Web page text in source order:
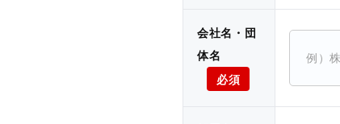
会社名・団
体名
必須